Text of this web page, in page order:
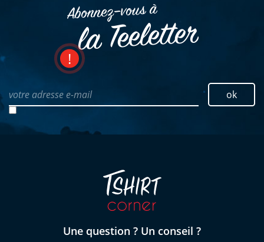
Abonnez–vous à
la Teeletter
votre adresse e-mail ok
Une question ? Un conseil ?